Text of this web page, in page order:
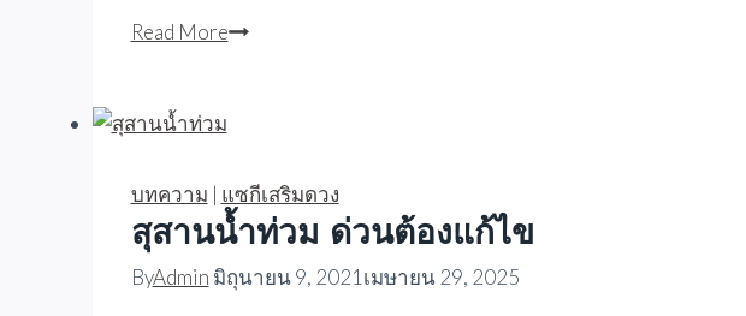
Read Moreลาน
บทความ | แซกีเสริมดวง
สุสานน้ำท่วม ด่วนต้องแก้ไข
ByAdmin มิถุนายน 9, 2021 เมษายน 29, 2025